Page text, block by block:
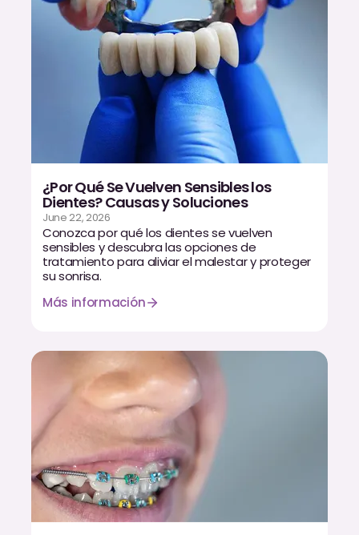
¿Por Qué Se Vuelven Sensibles los
Dientes? Causas y Soluciones
June 22, 2026
Conozca por qué los dientes se vuelven
sensibles y descubra las opciones de
tratamiento para aliviar el malestar y proteger
su sonrisa.
Más información